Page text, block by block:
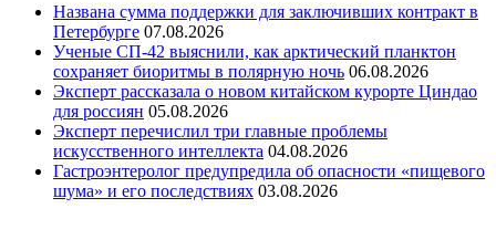
Названа сумма поддержки для заключивших контракт в
Петербурге 07.08.2026
Ученые СП-42 выяснили, как арктический планктон
сохраняет биоритмы в полярную ночь 06.08.2026
Эксперт рассказала о новом китайском курорте Циндао
для россиян 05.08.2026
Эксперт перечислил три главные проблемы
искусственного интеллекта 04.08.2026
Гастроэнтеролог предупредила об опасности «пищевого
шума» и его последствиях 03.08.2026